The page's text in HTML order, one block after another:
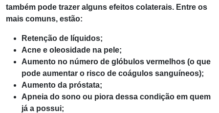
também pode trazer alguns efeitos colaterais. Entre os
mais comuns, estão:
Retenção de líquidos;
Acne e oleosidade na pele;
Aumento no número de glóbulos vermelhos (o que
pode aumentar o risco de coágulos sanguíneos);
Aumento da próstata;
Apneia do sono ou piora dessa condição em quem
já a possui;